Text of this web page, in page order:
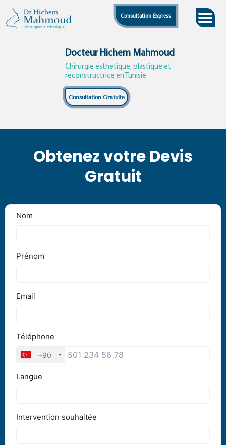
content
Consultation Express
Docteur Hichem Mahmoud
Chirurgie esthetique, plastique et
reconstructrice en Tunisie
Consultation Gratuite
Obtenez votre Devis
Gratuit